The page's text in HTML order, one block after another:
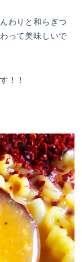
わりと和らぎつ
って美味しいで
！！